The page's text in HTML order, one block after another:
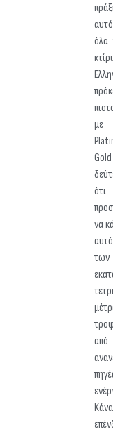
όλα
ότι
να
από